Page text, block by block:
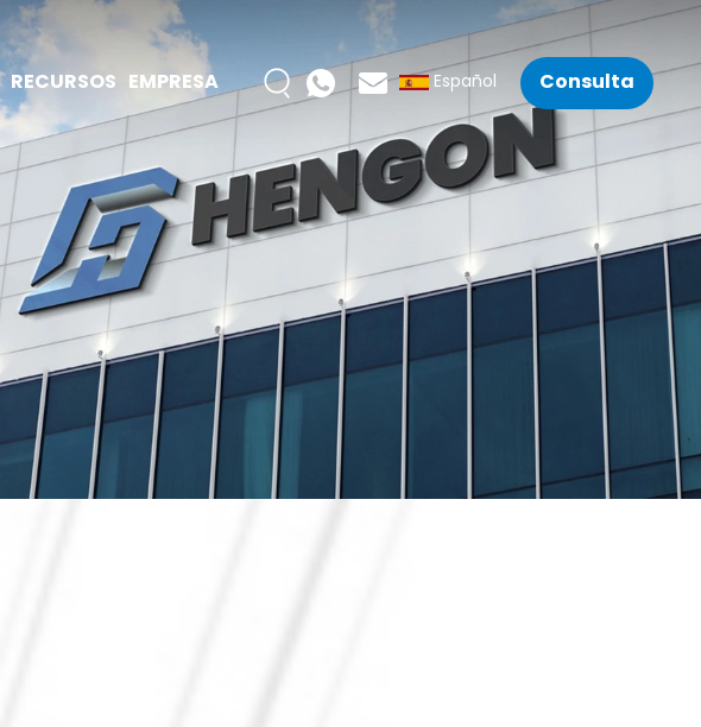
RECURSOS EMPRESA Español Consulta